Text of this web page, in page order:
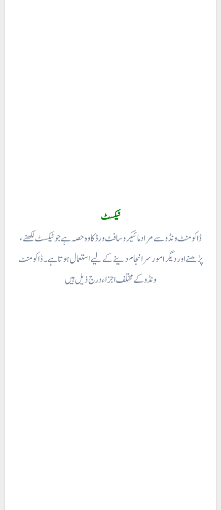
ٹیکسٹ
ڈاکومنٹ ونڈو سے مراد مائیکروسافٹ ورڈ کا وہ حصہ ہے جو ٹیکسٹ لکھنے،
پڑھنے اور دیگر امور سر انجام دینے کے لیے استعمال ہوتا ہے ۔ ڈاکومنٹ
ونڈو کے مختلف اجزاء درج ذیل ہیں